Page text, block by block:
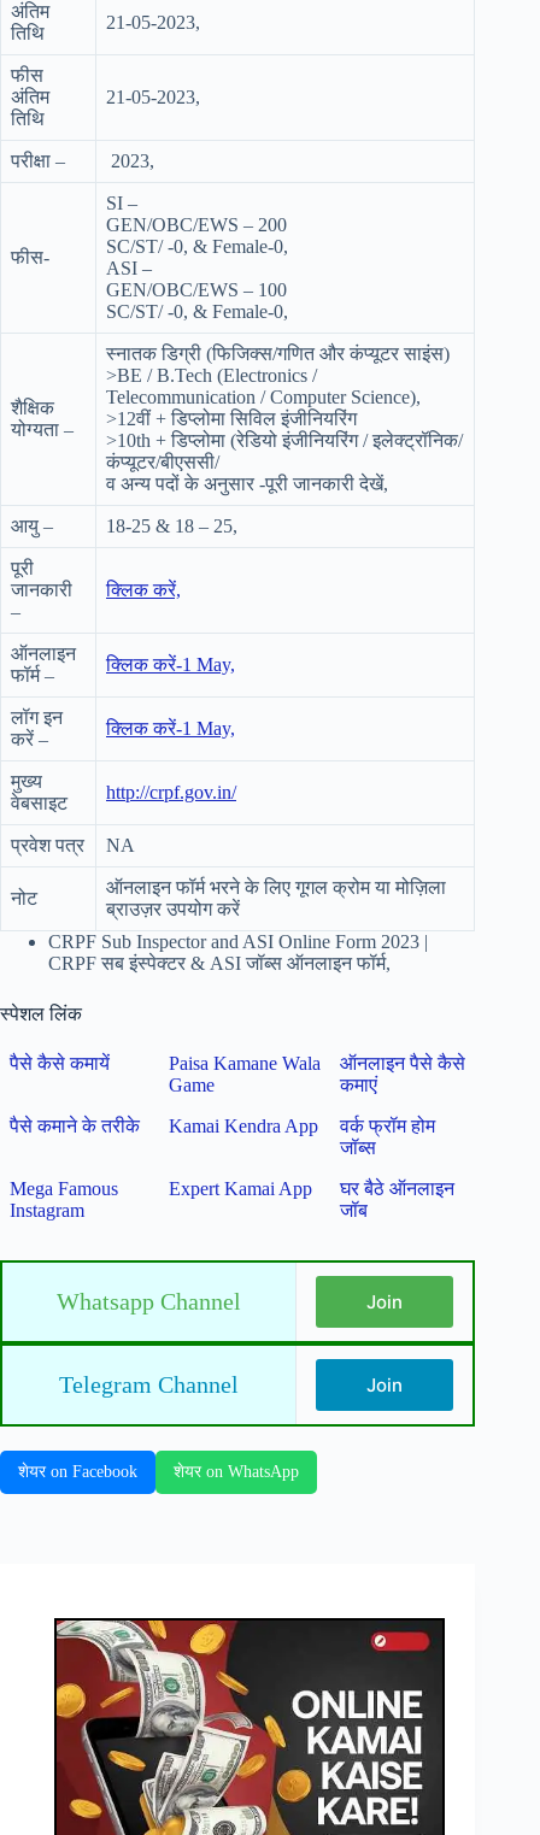
अंतिम
तिथि
21-05-2023,
फीस
अंतिम
तिथि
21-05-2023,
परीक्षा – 2023,
फीस-
SI –
GEN/OBC/EWS – 200
SC/ST/ -0, & Female-0,
ASI –
GEN/OBC/EWS – 100
SC/ST/ -0, & Female-0,
शैक्षिक
योग्यता –
स्नातक डिग्री (फिजिक्स/गणित और कंप्यूटर साइंस)
>BE / B.Tech (Electronics /
Telecommunication / Computer Science),
>12वीं + डिप्लोमा सिविल इंजीनियरिंग
>10th + डिप्लोमा (रेडियो इंजीनियरिंग / इलेक्ट्रॉनिक/
कंप्यूटर/बीएससी/
व अन्य पदों के अनुसार -पूरी जानकारी देखें,
आयु – 18-25 & 18 – 25,
पूरी
जानकारी
–
क्लिक करें,
ऑनलाइन
फॉर्म –
क्लिक करें-1 May,
लॉग इन
करें –
क्लिक करें-1 May,
मुख्य
वेबसाइट
http://crpf.gov.in/
प्रवेश पत्र NA
नोट
ऑनलाइन फॉर्म भरने के लिए गूगल क्रोम या मोज़िला
ब्राउज़र उपयोग करें
CRPF Sub Inspector and ASI Online Form 2023 |
CRPF सब इंस्पेक्टर & ASI जॉब्स ऑनलाइन फॉर्म,
स्पेशल लिंक
पैसे कैसे कमायें
Paisa Kamane Wala
Game
ऑनलाइन पैसे कैसे
कमाएं
पैसे कमाने के तरीके
Kamai Kendra App
वर्क फ्रॉम होम
जॉब्स
Mega Famous
Instagram
Expert Kamai App
घर बैठे ऑनलाइन
जॉब
Whatsapp Channel Join
Telegram Channel Join
शेयर on Facebook शेयर on WhatsApp